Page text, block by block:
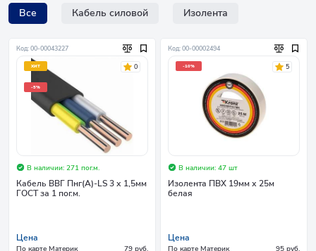
Все Кабель силовой Изолента
Код: 00-00043227
ХИТ
-5%
0
В наличии: 271 пог.м.
Кабель ВВГ Пнг(А)-LS 3 х 1,5мм
ГОСТ за 1 пог.м.
Цена
По карте Материк
79 руб.
Код: 00-00002494
-10% 5
В наличии: 47 шт
Изолента ПВХ 19мм х 25м
белая
Цена
По карте Материк
95 руб.